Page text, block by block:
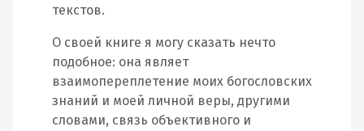
текстов.
О своей книге я могу сказать нечто
подобное: она являет
взаимопереплетение моих богословских
знаний и моей личной веры, другими
словами, связь объективного и